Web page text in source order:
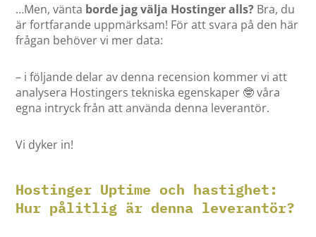
…Men, vänta borde jag välja Hostinger alls? Bra, du
är fortfarande uppmärksam! För att svara på den här
frågan behöver vi mer data:
– i följande delar av denna recension kommer vi att
analysera Hostingers tekniska egenskaper 🤓 våra
egna intryck från att använda denna leverantör.
Vi dyker in!
Hostinger Uptime och hastighet:
Hur pålitlig är denna leverantör?